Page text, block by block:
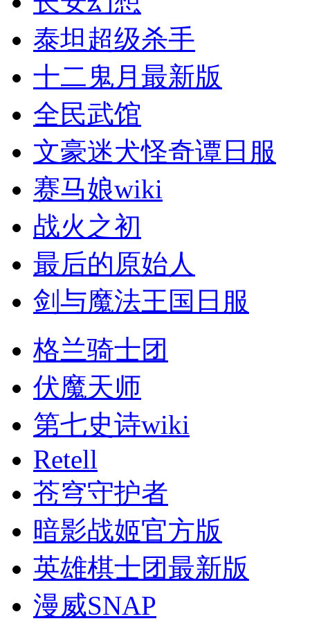
泰坦超级杀手
十二鬼月最新版
全民武馆
文豪迷犬怪奇谭日服
赛马娘wiki
战火之初
最后的原始人
剑与魔法王国日服
格兰骑士团
伏魔天师
第七史诗wiki
Retell
苍穹守护者
暗影战姬官方版
英雄棋士团最新版
漫威SNAP